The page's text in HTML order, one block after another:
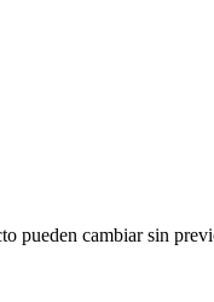
pueden cambiar sin